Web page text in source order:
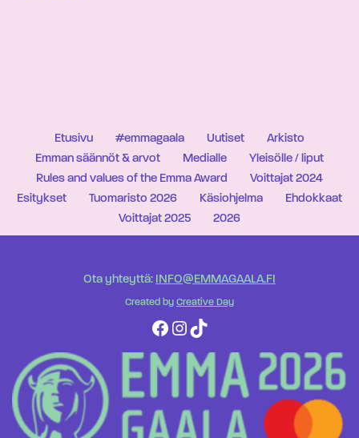
Etusivu #emmagaala Uutiset
Arkisto
Emman säännöt & arvot
Medialle
Yleisölle / liput
Rules and values of the Emma Award
Voittajat 2024
Esitykset
Tuomaristo 2026 Käsiohjelma
Ehdokkaat
Voittajat 2025
2026
Ota yhteyttä: INFO@EMMAGAALA.FI
Created by Creative Day